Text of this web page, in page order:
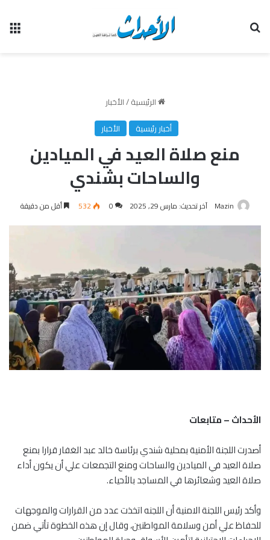
الرئيسية/الأخبار
أخبار رئيسية
الأخبار
منع صلاة العيد في الميادين
والساحات بشندي
Mazin آخر تحديث: مارس 29, 2025 0
532 أقل من دقيقة
الأحداث – متابعات
أصدرت اللجنة الأمنية بمحلية شندي برئاسة خالد عبد الغفار قرارا بمنع
صلاة العيد في الميادين والساحات ومنع التجمعات علي أن يكون أداء
صلاة العيد وشعائرها في المساجد بالأحياء.
وأكد رئيس اللجنة الامنية أن اللجنه اتخذت عدد من القرارات والموجهات
للحفاظ علي أمن وسلامة المواطنين، وقال إن هذه الخطوة تأتي ضمن